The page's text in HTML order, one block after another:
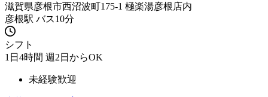
滋賀県彦根市西沼波町175-1 極楽湯彦根店内
彦根駅 バス10分
シフト
1日4時間 週2日からOK
未経験歓迎